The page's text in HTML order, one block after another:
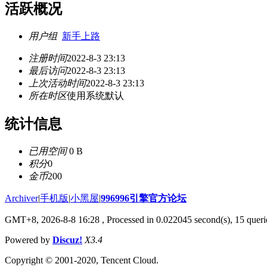
活跃概况
用户组 新手上路
注册时间2022-8-3 23:13
最后访问2022-8-3 23:13
上次活动时间2022-8-3 23:13
所在时区使用系统默认
统计信息
已用空间0 B
积分0
金币200
Archiver|手机版|小黑屋|996996引擎官方论坛
GMT+8, 2026-8-8 16:28 , Processed in 0.022045 second(s), 15
Powered by Discuz! X3.4
Copyright © 2001-2020, Tencent Cloud.